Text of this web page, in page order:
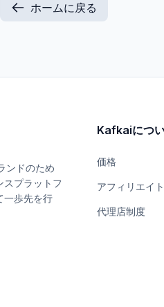
ホームに戻る
ンドのため
スプラットフ
一歩先を行
Kafkaiにつ
価格
アフィリエイト
代理店制度